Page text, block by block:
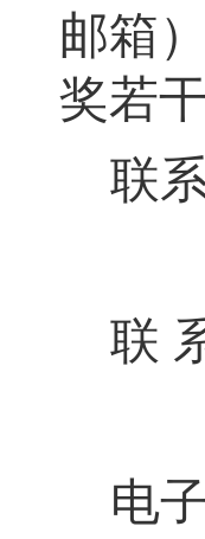
邮箱）
奖若
联
联
电